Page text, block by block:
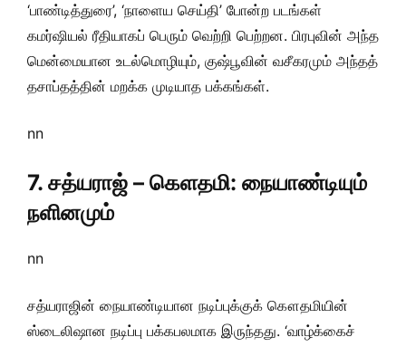
‘பாண்டித்துரை’, ‘நாளைய செய்தி’ போன்ற படங்கள்
கமர்ஷியல் ரீதியாகப் பெரும் வெற்றி பெற்றன. பிரபுவின் அந்த
மென்மையான உடல்மொழியும், குஷ்பூவின் வசீகரமும் அந்தத்
தசாப்தத்தின் மறக்க முடியாத பக்கங்கள்.
nn
7. சத்யராஜ் – கௌதமி: நையாண்டியும்
நளினமும்
nn
சத்யராஜின் நையாண்டியான நடிப்புக்குக் கௌதமியின்
ஸ்டைலிஷான நடிப்பு பக்கபலமாக இருந்தது. ‘வாழ்க்கைச்